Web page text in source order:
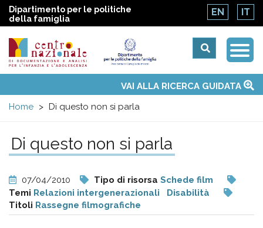
Dipartimento per le politiche
della famiglia
EN IT
Centro
nazionale
di
Documentazione
e
menu
Temi
Attività
Convenzione ONUVAI ALLA RICERCA GUIDATA
Home
Di questo non si parla
Di questo non si parla
07/04/2010 Tipo di risorsa Schede film
Temi Relazioni intergenerazionali
Disabilità
Titoli Rassegne filmografiche